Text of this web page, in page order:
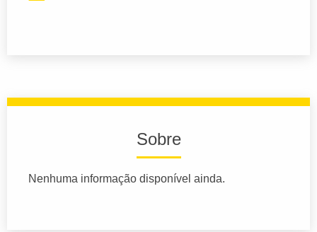
Sobre
Nenhuma informação disponível ainda.